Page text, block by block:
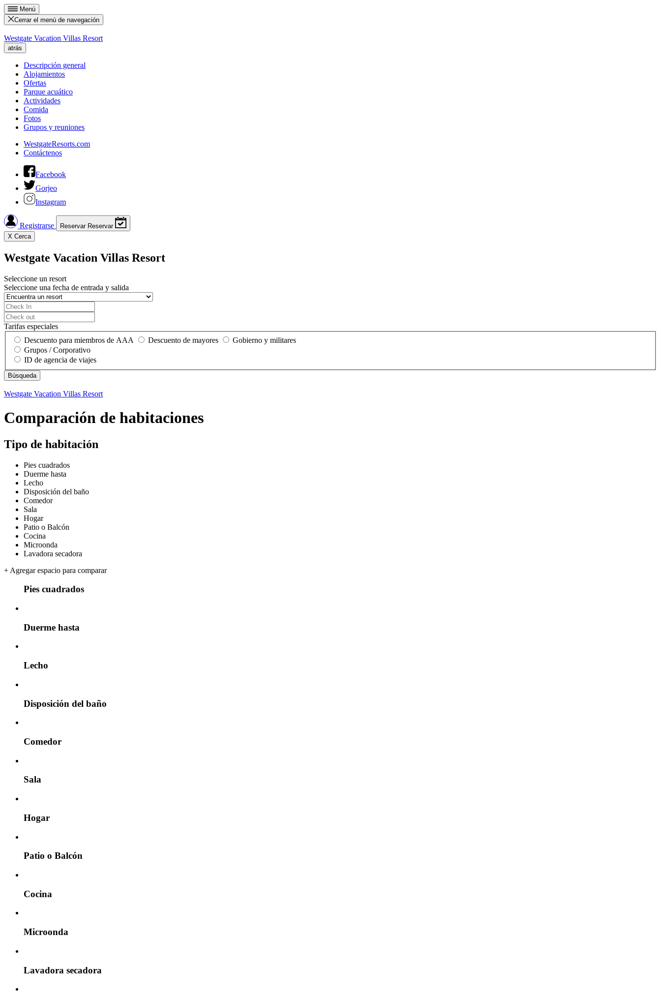
Menú
Cerrar el menú de navegación
Westgate Vacation Villas Resort
atrás
Descripción general
Alojamientos
Ofertas
Parque acuático
Actividades
Comida
Fotos
Grupos y reuniones
WestgateResorts.com
Contáctenos
Facebook
Gorjeo
Instagram
Registrarse Reservar Reservar
X Cerca
Westgate Vacation Villas Resort
Seleccione un resort
Seleccione una fecha de entrada y salida
Tarifas especiales
Descuento para miembros de AAA
Descuento de mayores
Gobierno y militares
Grupos / Corporativo
ID de agencia de viajes
Westgate Vacation Villas Resort
Comparación de habitaciones
Tipo de habitación
Pies cuadrados
Duerme hasta
Lecho
Disposición del baño
Comedor
Sala
Hogar
Patio o Balcón
Cocina
Microonda
Lavadora secadora
+ Agregar espacio para comparar
Pies cuadrados
Duerme hasta
Lecho
Disposición del baño
Comedor
Sala
Hogar
Patio o Balcón
Cocina
Microonda
Lavadora secadora